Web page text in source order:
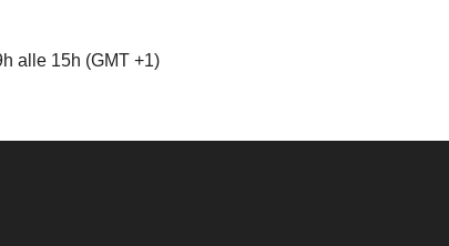
alle 15h (GMT +1)